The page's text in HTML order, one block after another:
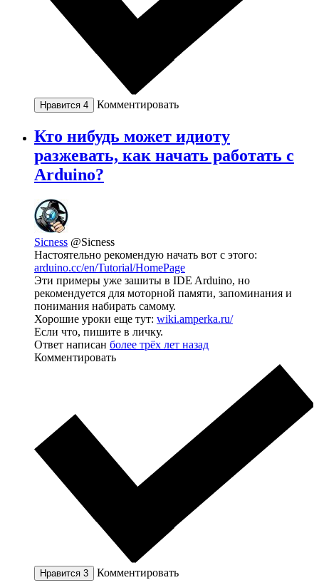
Нравится 4 Комментировать
Кто нибудь может идиоту
разжевать, как начать работать с
Arduino?
Sicness @Sicness
Настоятельно рекомендую начать вот с этого:
arduino.cc/en/Tutorial/HomePage
Эти примеры уже зашиты в IDE Arduino, но
рекомендуется для моторной памяти, запоминания и
понимания набирать самому.
Хорошие уроки еще тут: wiki.amperka.ru/
Если что, пишите в личку.
Ответ написан более трёх лет назад
Комментировать
Нравится 3 Комментировать